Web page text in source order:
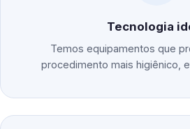
Tecnologia
Temos equipamentos que
procedimento mais higiênico,